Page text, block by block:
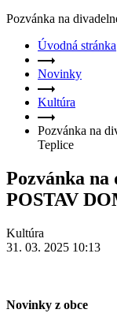
Pozvánka na
Úvodná stránka
Novinky
Kultúra
Pozvánka na
Teplice
Pozvánka na
POSTAV
Kultúra
31. 03. 2025 10:13
Novinky z obce